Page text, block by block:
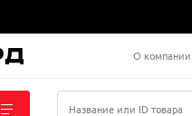
О компании
Название или ID товара